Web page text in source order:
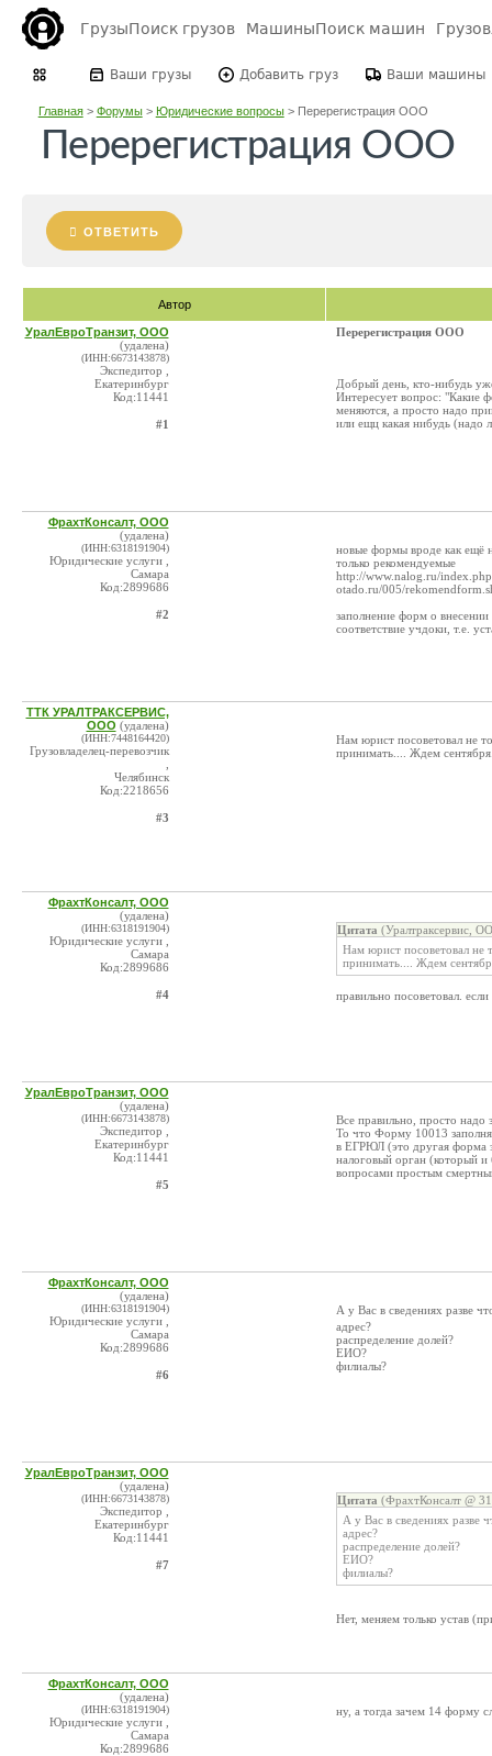
ГрузыПоиск грузов МашиныПоиск машин
Ваши грузы Добавить груз Ваши машины
Главная> Форумы> Юридические вопросы> Перерегистрация ООО
Перерегистрация ООО
ОТВЕТИТЬ
Автор
УралЕвроТранзит, ООО
(удалена)
(ИНН:6673143878)
Экспедитор ,
Екатеринбург
Код:11441
#1
Перерегистрация ООО
Добрый день, кто-нибудь
Интересует вопрос: "Какие
меняются, а просто надо
или ещц какая нибудь (надо
ФрахтКонсалт, ООО
(удалена)
(ИНН:6318191904)
Юридические услуги ,
Самара
Код:2899686
#2
новые формы вроде как ещё
только рекомендуемые
http://www.nalog.ru/
otado.ru/005/
заполнение форм о
соответствие учдоки, т.е.
ТТК УРАЛТРАКСЕРВИС,
ООО (удалена)
(ИНН:7448164420)
Грузовладелец-перевозчик
Челябинск
Код:2218656
#3
Нам юрист посоветовал не
принимать.... Ждем
ФрахтКонсалт, ООО
(удалена)
(ИНН:6318191904)
Юридические услуги ,
Самара
Код:2899686
#4
Цитата (Уралтраксервис,
Нам юрист посоветовал не
принимать.... Ждем
правильно посоветовал.
УралЕвроТранзит, ООО
(удалена)
(ИНН:6673143878)
Экспедитор ,
Екатеринбург
Код:11441
#5
Все правильно, просто надо
То что Форму 10013
в ЕГРЮЛ (это другая форма
налоговый орган (который и
вопросами простым
ФрахтКонсалт, ООО
(удалена)
(ИНН:6318191904)
Юридические услуги ,
Самара
Код:2899686
#6
А у Вас в сведениях разве
адрес?
распределение долей?
ЕИО?
филиалы?
УралЕвроТранзит, ООО
(удалена)
(ИНН:6673143878)
Экспедитор ,
Екатеринбург
Код:11441
#7
Цитата (ФрахтКонсалт @
А у Вас в сведениях разве
адрес?
распределение долей?
ЕИО?
филиалы?
Нет, меняем только устав
ФрахтКонсалт, ООО
(удалена)
(ИНН:6318191904)
Юридические услуги ,
Самара
Код:2899686
ну, а тогда зачем 14 форму